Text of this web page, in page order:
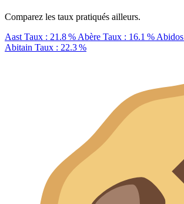
Comparez les taux pratiqués ailleurs.
Aast Taux : 21.8 % Abère Taux : 16.1 % Abidos
Abitain Taux : 22.3 %